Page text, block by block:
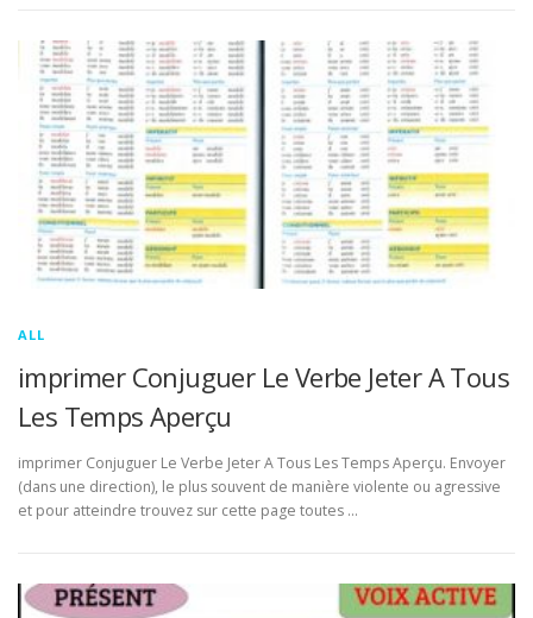
ALL
imprimer Conjuguer Le Verbe Jeter A Tous
Les Temps Aperçu
imprimer Conjuguer Le Verbe Jeter A Tous Les Temps Aperçu. Envoyer
(dans une direction), le plus souvent de manière violente ou agressive
et pour atteindre trouvez sur cette page toutes …